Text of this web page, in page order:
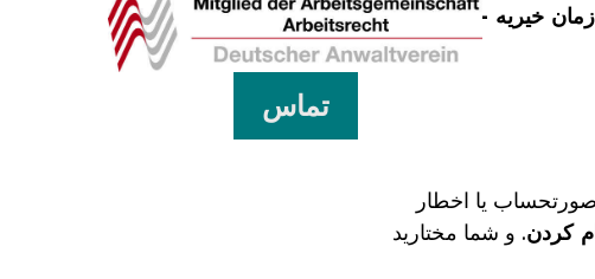
خیریه - می‌شود.
یا اخطار
کردن. و شما مختارید
تماس